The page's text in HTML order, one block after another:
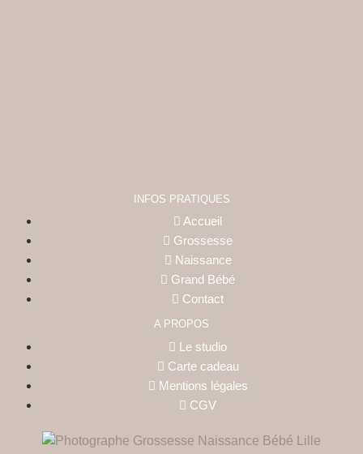
INFOS PRATIQUES
Accueil
Grossesse
Naissance
Grand Bébé
Contact
A PROPOS
Le studio
Carte cadeau
Mentions légales
CGV